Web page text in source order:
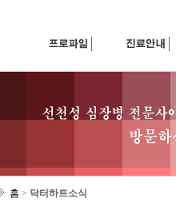
홈 > 닥터하트소식